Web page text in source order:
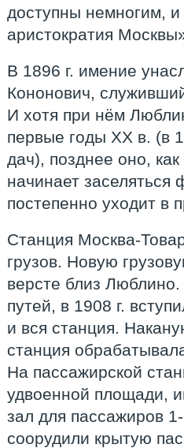
доступны немногим,
аристократия
В 1896 г. имение
Кононович,
И хотя при нём
первые годы XX в. (в
дач), позднее оно,
начинает
постепенно уходит в
Станция Москва-
грузов. Новую
версте близ
путей, в 1908 г.
и вся станция.
станция
На пассажирской
удвоенной площади,
зал для пассажиров
соорудили крытую